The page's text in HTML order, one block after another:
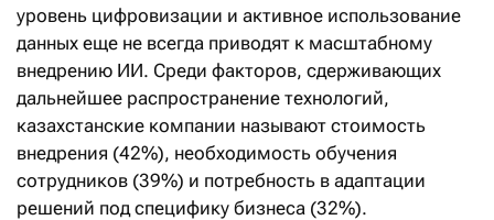
уровень цифровизации и активное использование
данных еще не всегда приводят к масштабному
внедрению ИИ. Среди факторов, сдерживающих
дальнейшее распространение технологий,
казахстанские компании называют стоимость
внедрения (42%), необходимость обучения
сотрудников (39%) и потребность в адаптации
решений под специфику бизнеса (32%).